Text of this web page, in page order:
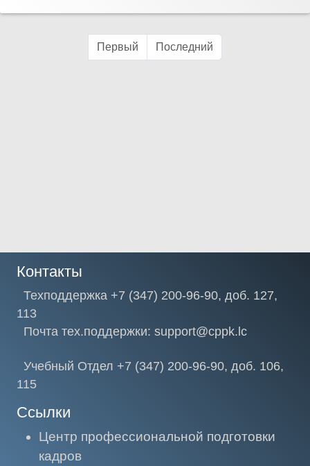
Первый Последний
Контакты
Техподдержка +7 (347) 200-96-90, доб. 127,
113
Почта тех.поддержки: support@cppk.lc
Учебный Отдел +7 (347) 200-96-90, доб. 106,
115
Ссылки
Центр профессиональной подготовки
кадров